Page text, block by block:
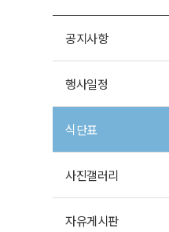
공지사항
행사일정
식단표
사진갤러리
자유게시판